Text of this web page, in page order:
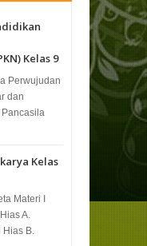
Kelas 9
Perwujudan
dan
Kelas
Materi I
A.
Hias B.